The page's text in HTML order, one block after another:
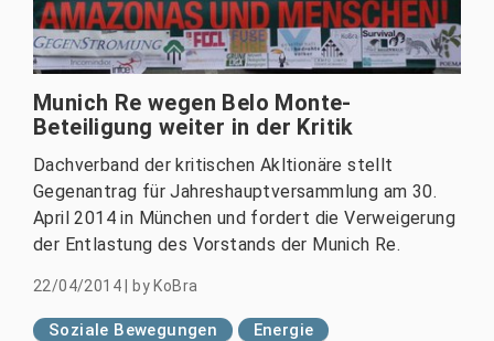
Munich Re wegen Belo Monte-
Beteiligung weiter in der Kritik
Dachverband der kritischen Akltionäre stellt
Gegenantrag für Jahreshauptversammlung am 30.
April 2014 in München und fordert die Verweigerung
der Entlastung des Vorstands der Munich Re.
22/04/2014 by KoBra
Soziale Bewegungen
Energie